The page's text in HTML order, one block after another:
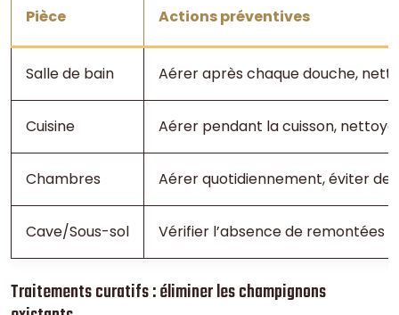
Pièce Actions préventives
Salle de bain Aérer après chaque douche,
Cuisine Aérer pendant la cuisson,
Chambres Aérer quotidiennement, éviter de
Cave/Sous-sol Vérifier l’absence de remontées
Traitements curatifs : éliminer les champignons